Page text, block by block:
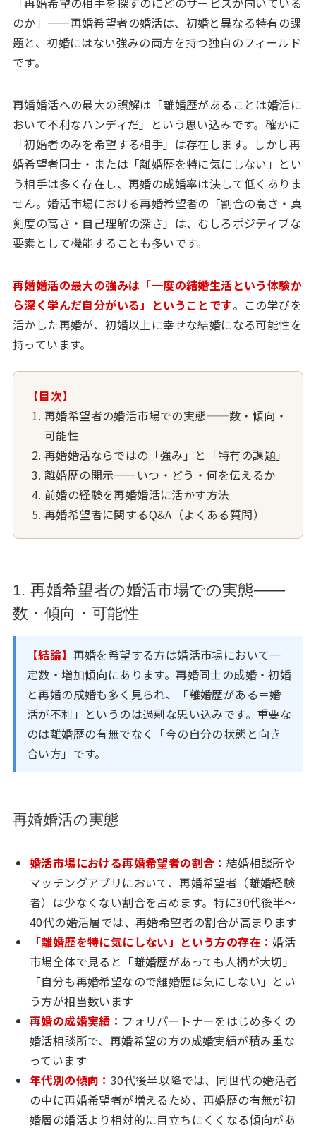
のか」——再婚希望者の婚活は、初婚と異なる特有の課
題と、初婚にはない強みの両方を持つ独自のフィールド
です。
再婚婚活への最大の誤解は「離婚歴があることは婚活に
おいて不利なハンディだ」という思い込みです。確かに
「初婚者のみを希望する相手」は存在します。しかし再
婚希望者同士・または「離婚歴を特に気にしない」とい
う相手は多く存在し、再婚の成婚率は決して低くありま
せん。婚活市場における再婚希望者の「割合の高さ・真
剣度の高さ・自己理解の深さ」は、むしろポジティブな
要素として機能することも多いです。
再婚婚活の最大の強みは「一度の結婚生活という体験か
ら深く学んだ自分がいる」ということです。この学びを
活かした再婚が、初婚以上に幸せな結婚になる可能性を
持っています。
【目次】
再婚希望者の婚活市場での実態——数・傾向・
可能性
再婚婚活ならではの「強み」と「特有の課題」
離婚歴の開示——いつ・どう・何を伝えるか
前婚の経験を再婚婚活に活かす方法
再婚希望者に関するQ&A（よくある質問）
1. 再婚希望者の婚活市場での実態——
数・傾向・可能性
【結論】 再婚を希望する方は婚活市場において一
定数・増加傾向にあります。再婚同士の成婚・初婚
と再婚の成婚も多く見られ、「離婚歴がある＝婚
活が不利」というのは過剰な思い込みです。重要な
のは離婚歴の有無でなく「今の自分の状態と向き
合い方」です。
再婚婚活の実態
婚活市場における再婚希望者の割合： 結婚相談所や
マッチングアプリにおいて、再婚希望者（離婚経験
者）は少なくない割合を占めます。特に30代後半〜
40代の婚活層では、再婚希望者の割合が高まります
「離婚歴を特に気にしない」という方の存在：婚活
市場全体で見ると「離婚歴があっても人柄が大切」
「自分も再婚希望なので離婚歴は気にしない」とい
う方が相当数います
再婚の成婚実績： フォリパートナーをはじめ多くの
婚活相談所で、再婚希望の方の成婚実績が積み重な
っています
年代別の傾向： 30代後半以降では、同世代の婚活者
の中に再婚希望者が増えるため、再婚歴の有無が初
婚層の婚活より相対的に目立ちにくくなる傾向があ